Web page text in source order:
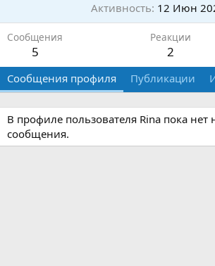
Активность 12 Июн
Сообщения
5
Реакции
2
Сообщения профиля Публикации
В профиле пользователя Rina пока нет
сообщения.